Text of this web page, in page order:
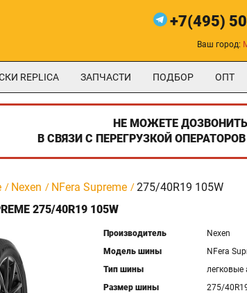
+7(495)
Ваш город:
REPLICA ЗАПЧАСТИ ПОДБОР ОПТ
НЕ МОЖЕТЕ
В СВЯЗИ С ПЕРЕГРУЗКОЙ
Nexen NFera Supreme
275/40R19 105W
275/40R19 105W
Производитель
Nexen
Модель шины
NFera
Тип шины
легковые
Размер шины
275/